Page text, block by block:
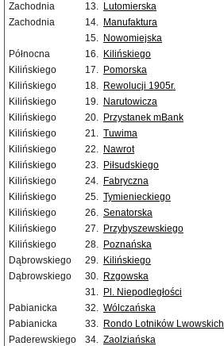
Zachodnia
13. Lutomierska
Zachodnia
14. Manufaktura
15. Nowomiejska
Północna
16. Kilińskiego
Kilińskiego
17. Pomorska
Kilińskiego
18. Rewolucji 1905r.
Kilińskiego
19. Narutowicza
Kilińskiego
20. Przystanek mBank
Kilińskiego
21. Tuwima
Kilińskiego
22. Nawrot
Kilińskiego
23. Piłsudskiego
Kilińskiego
24. Fabryczna
Kilińskiego
25. Tymienieckiego
Kilińskiego
26. Senatorska
Kilińskiego
27. Przybyszewskiego
Kilińskiego
28. Poznańska
Dąbrowskiego
29. Kilińskiego
Dąbrowskiego
30. Rzgowska
31. Pl. Niepodległości
Pabianicka
32. Wólczańska
Pabianicka
33. Rondo Lotników Lwowskich
Paderewskiego
34. Zaolziańska